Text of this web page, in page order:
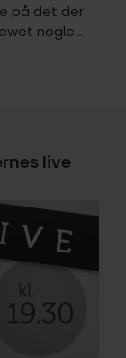
på det der
nogle...
live